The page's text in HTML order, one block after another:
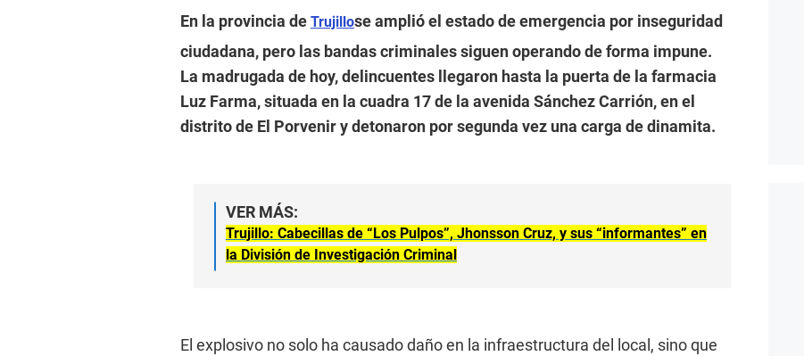
En la provincia de Trujillose amplió el estado de emergencia por inseguridad
ciudadana, pero las bandas criminales siguen operando de forma impune.
La madrugada de hoy, delincuentes llegaron hasta la puerta de la farmacia
Luz Farma, situada en la cuadra 17 de la avenida Sánchez Carrión, en el
distrito de El Porvenir y detonaron por segunda vez una carga de dinamita.
VER MÁS:
Trujillo: Cabecillas de “Los Pulpos”, Jhonsson Cruz, y sus “informantes” en
la División de Investigación Criminal
El explosivo no solo ha causado daño en la infraestructura del local, sino que